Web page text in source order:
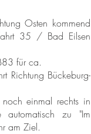
Osten kommend
35 / Bad Eilsen
für ca.
Richtung Bückeburg-
einmal rechts in
automatisch zu "Im
am Ziel.